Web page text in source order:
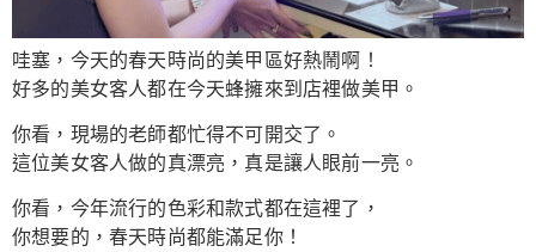
哇塞，今天的春天時尚的美甲區好熱鬧啊！
好多的美女客人都在今天蜂擁來到店裡做美甲。
你看，現場的老師都忙得不可開交了。
這位美女客人做的真漂亮，真是讓人眼前一亮。
你看，今年流行的色彩和款式都在這裡了，
你想要的，春天時尚都能滿足你！